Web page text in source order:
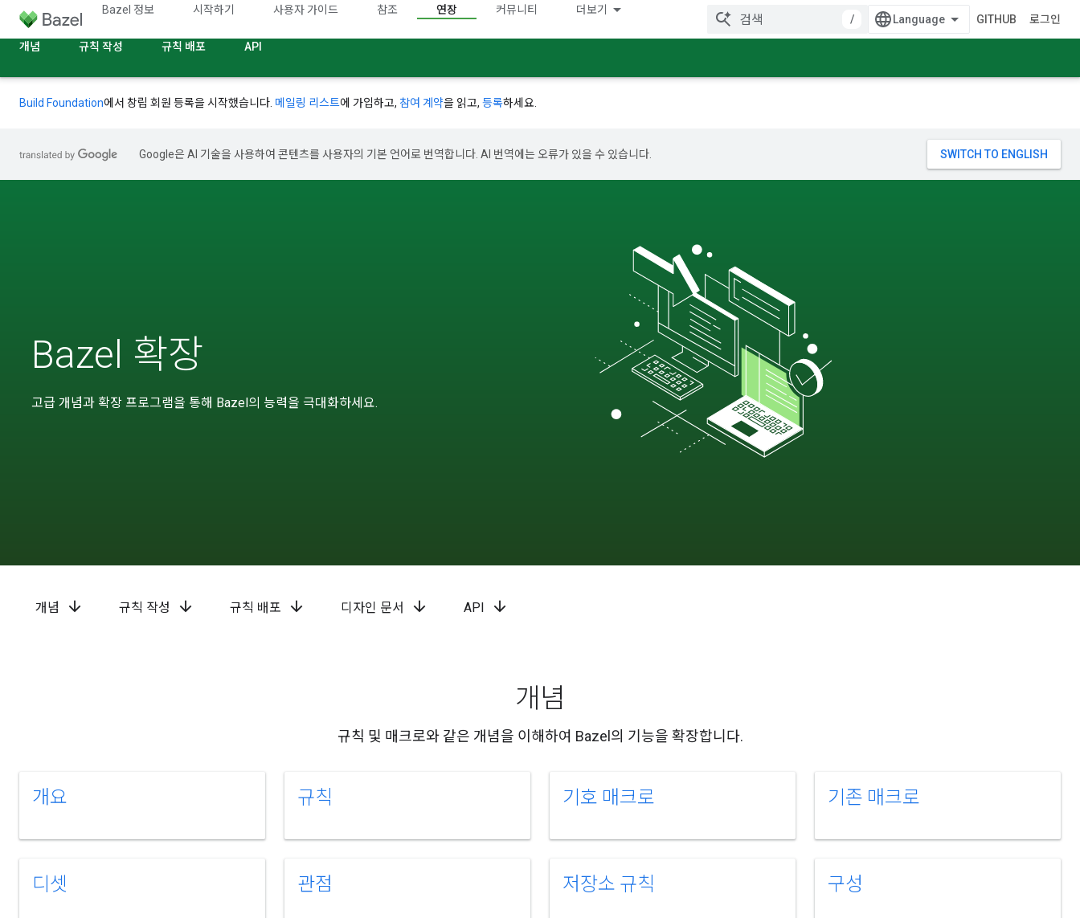
Bazel 정보 시작하기 사용자 가이드 참조 연장 커뮤니티 더보기
/ GITHUB 로그인
개념 규칙 작성 규칙 배포 API
Build Foundation에서 창립 회원 등록을 시작했습니다. 메일링 리스트에 가입하고, 참여 계약을 읽고, 등록하세요.
Google은 AI 기술을 사용하여 콘텐츠를 사용자의 기본 언어로 번역합니다. AI 번역에는 오류가 있을 수 있습니다.
Bazel 확장
고급 개념과 확장 프로그램을 통해 Bazel의 능력을 극대화하세요.
개념 arrow_downward 규칙 작성 arrow_downward 규칙 배포 arrow_downward 디자인 문서 arrow_downward API arrow_downward
개념
규칙 및 매크로와 같은 개념을 이해하여 Bazel의 기능을 확장합니다.
개요 규칙 기호 매크로 기존 매크로
디셋 관점 저장소 규칙 구성